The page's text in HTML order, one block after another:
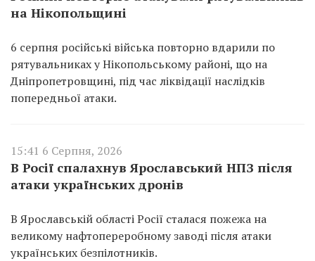
на Нікопольщині
6 серпня російські війська повторно вдарили по
рятувальниках у Нікопольському районі, що на
Дніпропетровщині, під час ліквідації наслідків
попередньої атаки.
15:41 6 Серпня, 2026
В Росії спалахнув Ярославський НПЗ після
атаки українських дронів
В Ярославській області Росії сталася пожежа на
великому нафтопереробному заводі після атаки
українських безпілотників.